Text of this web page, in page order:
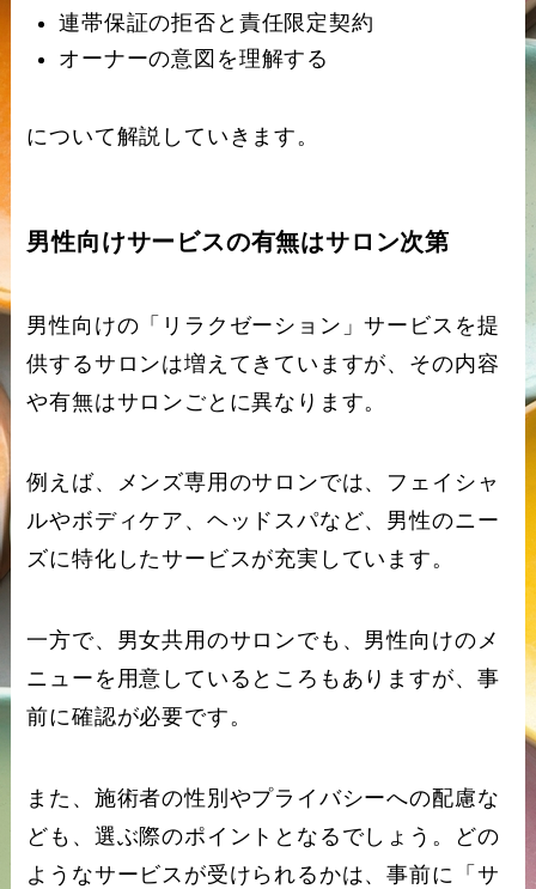
連帯保証の拒否と責任限定契約
オーナーの意図を理解する
について解説していきます。
男性向けサービスの有無はサロン次第
男性向けの「リラクゼーション」サービスを提
供するサロンは増えてきていますが、その内容
や有無はサロンごとに異なります。
例えば、メンズ専用のサロンでは、フェイシャ
ルやボディケア、ヘッドスパなど、男性のニー
ズに特化したサービスが充実しています。
一方で、男女共用のサロンでも、男性向けのメ
ニューを用意しているところもありますが、事
前に確認が必要です。
また、施術者の性別やプライバシーへの配慮な
ども、選ぶ際のポイントとなるでしょう。どの
ようなサービスが受けられるかは、事前に「サ